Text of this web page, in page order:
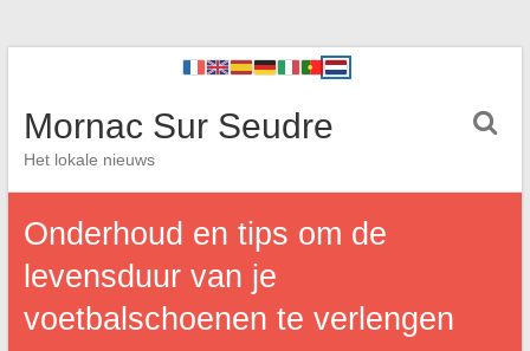
Mornac Sur Seudre
Het lokale nieuws
Onderhoud en tips om de
levensduur van je
voetbalschoenen te verlengen